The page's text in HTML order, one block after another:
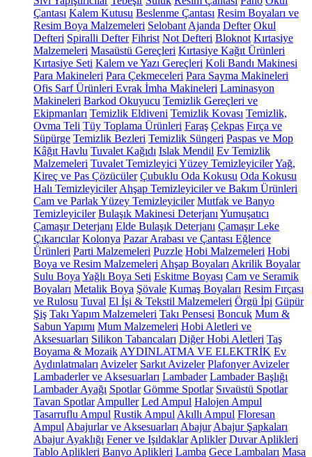
Çantası Kalem Kutusu Beslenme Çantası Resim Boyaları ve
Resim Boya Malzemeleri Selobant Ajanda Defter Okul
Defteri Spiralli Defter Fihrist Not Defteri Bloknot Kırtasiye
Malzemeleri Masaüstü Gereçleri Kırtasiye Kağıt Ürünleri
Kırtasiye Seti Kalem ve Yazı Gereçleri Koli Bandı Makinesi
Para Makineleri Para Çekmeceleri Para Sayma Makineleri
Ofis Sarf Ürünleri Evrak İmha Makineleri Laminasyon
Makineleri Barkod Okuyucu Temizlik Gereçleri ve
Ekipmanları Temizlik Eldiveni Temizlik Kovası Temizlik,
Ovma Teli Tüy Toplama Ürünleri Faraş Çekpas Fırça ve
Süpürge Temizlik Bezleri Temizlik Süngeri Paspas ve Mop
Kâğıt Havlu Tuvalet Kağıdı Islak Mendil Ev Temizlik
Malzemeleri Tuvalet Temizleyici Yüzey TemizleyicilerYağ,
Kireç ve Pas Çözücüler Çubuklu Oda Kokusu Oda Kokusu
Halı Temizleyiciler Ahşap Temizleyiciler ve Bakım Ürünleri
Cam ve Parlak Yüzey Temizleyiciler Mutfak ve Banyo
Temizleyiciler Bulaşık Makinesi Deterjanı Yumuşatıcı
Çamaşır Deterjanı Elde Bulaşık Deterjanı Çamaşır Leke
Çıkarıcılar Kolonya Pazar Arabası ve Çantası Eğlence
Ürünleri Parti Malzemeleri Puzzle Hobi Malzemeleri Hobi
Boya ve Resim Malzemeleri Ahşap Boyaları Akrilik Boyalar
Sulu Boya Yağlı Boya Seti Eskitme Boyası Cam ve Seramik
Boyaları Metalik Boya Şövale Kumaş Boyaları Resim Fırçası
ve Rulosu Tuval El İşi & Tekstil Malzemeleri Örgü İpi Güpür
Şiş Takı Yapım Malzemeleri Takı Pensesi Boncuk Mum &
Sabun Yapımı Mum Malzemeleri Hobi Aletleri ve
Aksesuarları Silikon Tabancaları Diğer Hobi Aletleri Taş
Boyama & Mozaik AYDINLATMA VE ELEKTRİK Ev
Aydınlatmaları Avizeler Sarkıt Avizeler Plafonyer Avizeler
Lambaderler ve Aksesuarları Lambader Lambader Başlığı
Lambader Ayağı Spotlar Gömme Spotlar Sıvaüstü Spotlar
Tavan Spotlar Ampuller Led Ampul Halojen Ampul
Tasarruflu Ampul Rustik Ampul Akıllı Ampul Floresan
Ampul Abajurlar ve Aksesuarları Abajur Abajur Şapkaları
Abajur Ayaklığı Fener ve Işıldaklar Aplikler Duvar Aplikleri
Tablo Aplikleri Banyo Aplikleri Lamba Gece Lambaları Masa